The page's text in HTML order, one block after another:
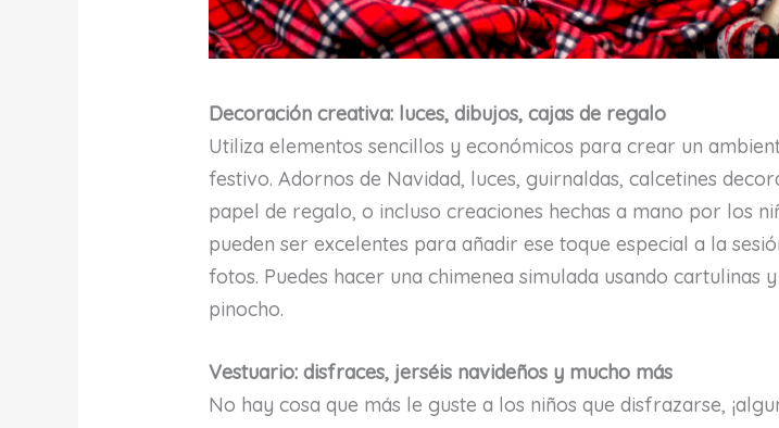
Decoración creativa: luces, dibujos, cajas de regalo
Utiliza elementos sencillos y económicos para crear un
festivo. Adornos de Navidad, luces, guirnaldas, calcetines
papel de regalo, o incluso creaciones hechas a mano por los
pueden ser excelentes para añadir ese toque especial a la
fotos. Puedes hacer una chimenea simulada usando cartulinas
pinocho.
Vestuario: disfraces, jerséis navideños y mucho más
No hay cosa que más le guste a los niños que disfrazarse,